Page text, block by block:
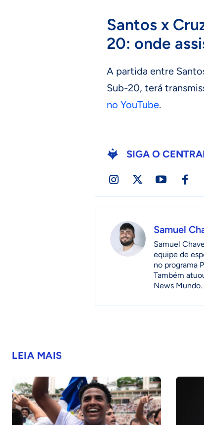
Santos x
20: onde
A partida entre
Sub-20, terá
no YouTube.
SIGA O
Samuel
Samuel
equipe de
no programa
Também
News Mundo.
LEIA MAIS